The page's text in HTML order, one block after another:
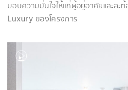
มอบความมั่นใจให้แก่ผู้อยู่อาศัยและสะ
Luxury ของโครงการ